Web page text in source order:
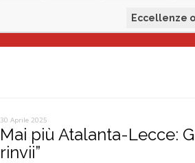
Eccellenze
30 Aprile 2025
Mai più Atalanta-Lecce:
rinvii”